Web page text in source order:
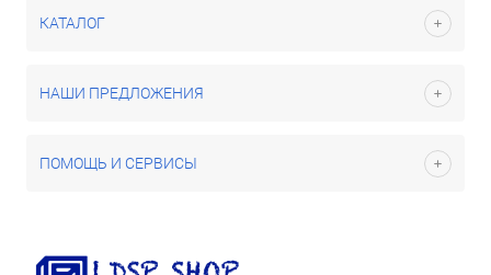
КАТАЛОГ
НАШИ ПРЕДЛОЖЕНИЯ
ПОМОЩЬ И СЕРВИСЫ